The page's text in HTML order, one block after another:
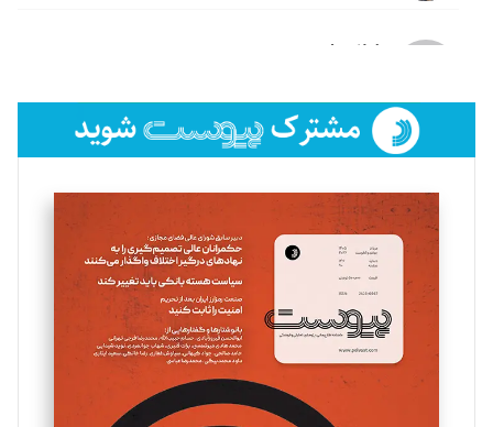
لیلا حنارود
فائزه فتحی رستمی
تحریریه
سروش کرمیان
تحریریه
مینا پاکدل